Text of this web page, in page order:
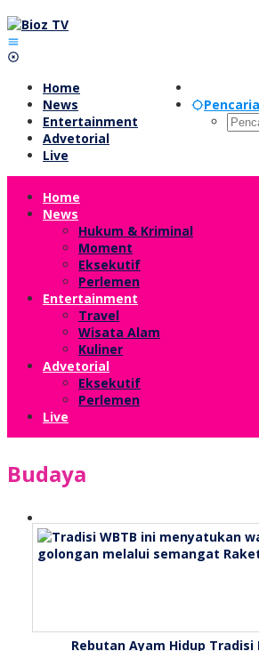
Lewati
ke
konten
Home
News
Entertainment
Advetorial
Live
Home
News
Hukum & Kriminal
Moment
Eksekutif
Perlemen
Entertainment
Travel
Wisata Alam
Kuliner
Advetorial
Eksekutif
Perlemen
Live
Budaya
Rebutan Ayam Hidup